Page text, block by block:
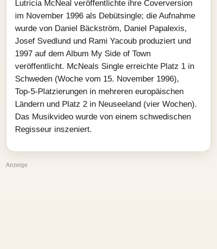
Lutricia McNeal veröffentlichte ihre Coverversion
im November 1996 als Debütsingle; die Aufnahme
wurde von Daniel Bäckström, Daniel Papalexis,
Josef Svedlund und Rami Yacoub produziert und
1997 auf dem Album My Side of Town
veröffentlicht. McNeals Single erreichte Platz 1 in
Schweden (Woche vom 15. November 1996),
Top‑5‑Platzierungen in mehreren europäischen
Ländern und Platz 2 in Neuseeland (vier Wochen).
Das Musikvideo wurde von einem schwedischen
Regisseur inszeniert.
Anzeige